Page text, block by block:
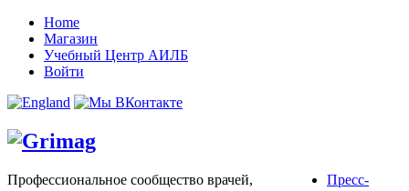
Home
Магазин
Учебный Центр АИЛБ
Войти
Профессиональное сообщество врачей,
Пресс-